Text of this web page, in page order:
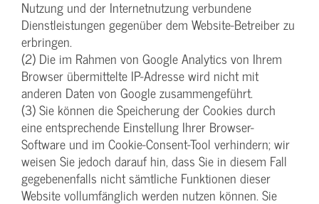
Nutzung und der Internetnutzung verbundene
Dienstleistungen gegenüber dem Website-Betreiber zu
erbringen.
(2) Die im Rahmen von Google Analytics von Ihrem
Browser übermittelte IP-Adresse wird nicht mit
anderen Daten von Google zusammengeführt.
(3) Sie können die Speicherung der Cookies durch
eine entsprechende Einstellung Ihrer Browser-
Software und im Cookie-Consent-Tool verhindern; wir
weisen Sie jedoch darauf hin, dass Sie in diesem Fall
gegebenenfalls nicht sämtliche Funktionen dieser
Website vollumfänglich werden nutzen können. Sie